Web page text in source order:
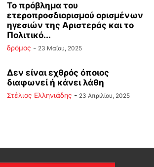
Το πρόβλημα του
ετεροπροσδιορισμού ορισμένων
ηγεσιών της Αριστεράς και το
Πολιτικό...
δρόμος - 23 Μαΐου, 2025
Δεν είναι εχθρός όποιος
διαφωνεί ή κάνει λάθη
Στέλιος Ελληνιάδης - 23 Απριλίου, 2025